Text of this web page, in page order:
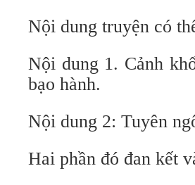
Nội dung truyện có
Nội dung 1. Cảnh
bạo hành.
Nội dung 2: Tuyên
Hai phần đó đan kết